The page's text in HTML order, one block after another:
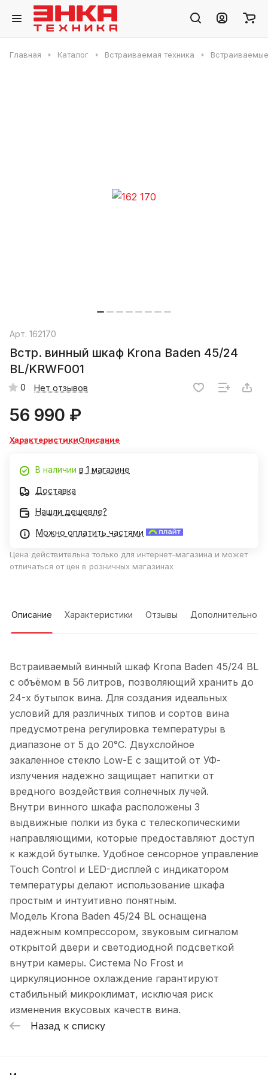
Главная Каталог Встраиваемая техника
Арт. 162170
Встр. винный шкаф Krona Baden 45/24
BL/KRWF001
0 Нет отзывов
56 990 ₽
ХарактеристикиОписание
В наличии в 1 магазине
Доставка
Нашли дешевле?
Можно оплатить частями
Цена действительна только для интернет-магазина и может
отличаться от цен в розничных магазинах
Описание Характеристики Отзывы Дополнительно
Встраиваемый винный шкаф Krona Baden 45/24 BL
с объёмом в 56 литров, позволяющий хранить до
24-х бутылок вина. Для создания идеальных
условий для различных типов и сортов вина
предусмотрена регулировка температуры в
диапазоне от 5 до 20°C. Двухслойное
закаленное стекло Low-E с защитой от УФ-
излучения надежно защищает напитки от
вредного воздействия солнечных лучей.
Внутри винного шкафа расположены 3
выдвижные полки из бука с телескопическими
направляющими, которые предоставляют доступ
к каждой бутылке. Удобное сенсорное управление
Touch Control и LED-дисплей с индикатором
температуры делают использование шкафа
простым и интуитивно понятным.
Модель Krona Baden 45/24 BL оснащена
надежным компрессором, звуковым сигналом
открытой двери и светодиодной подсветкой
внутри камеры. Система No Frost и
циркуляционное охлаждение гарантируют
стабильный микроклимат, исключая риск
изменения вкусовых качеств вина.
Назад к списку